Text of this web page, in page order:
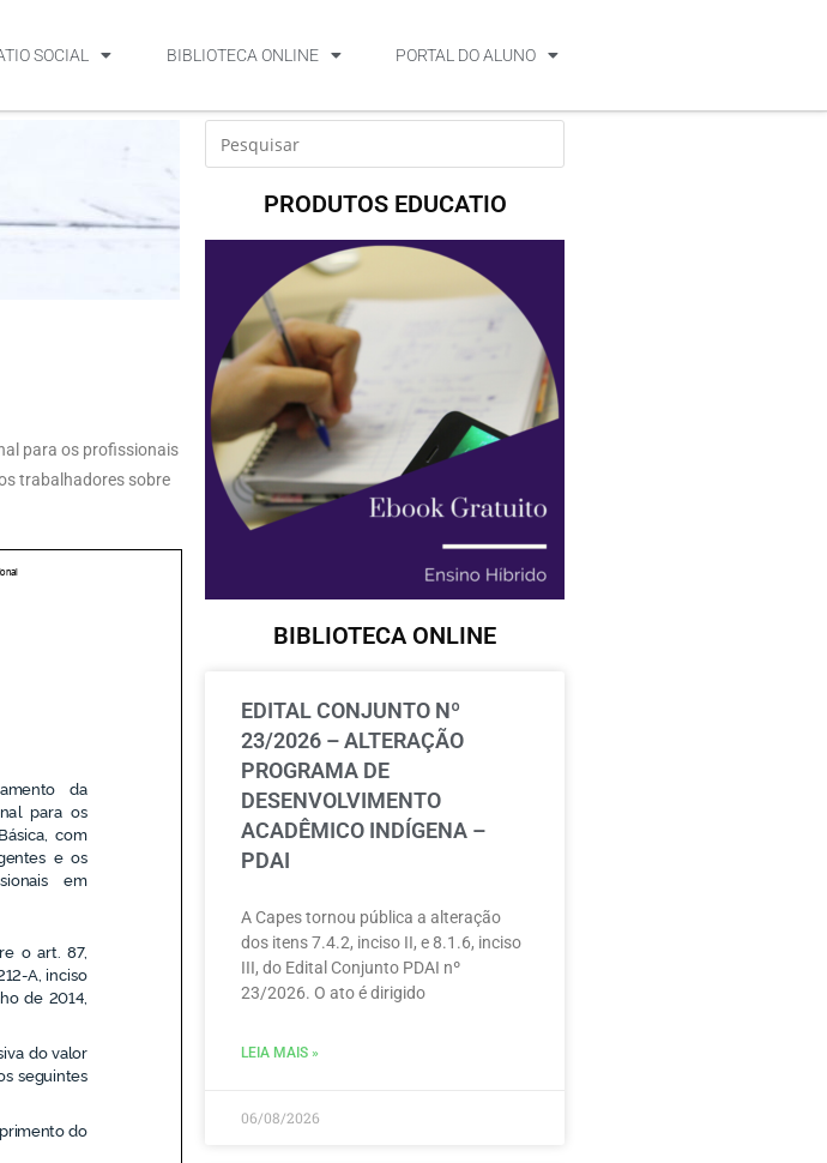
SOCIAL BIBLIOTECA ONLINE PORTAL DO ALUNO
para os profissionais
trabalhadores sobre
PRODUTOS EDUCATIO
BIBLIOTECA ONLINE
EDITAL CONJUNTO Nº
23/2026 – ALTERAÇÃO
PROGRAMA DE
DESENVOLVIMENTO
ACADÊMICO INDÍGENA –
PDAI
A Capes tornou pública a alteração
dos itens 7.4.2, inciso II, e 8.1.6, inciso
III, do Edital Conjunto PDAI nº
23/2026. O ato é dirigido
LEIA MAIS »
06/08/2026